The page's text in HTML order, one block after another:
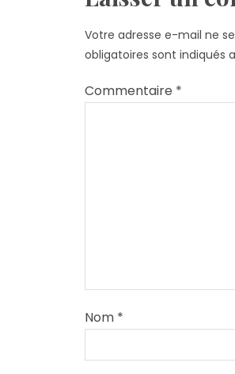
Votre adresse e-mail ne
obligatoires sont indiqués
Commentaire *
Nom *